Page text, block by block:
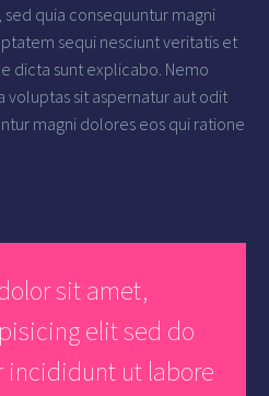
quia consequuntur magni
sequi nesciunt veritatis et
dicta sunt explicabo. Nemo
sit aspernatur aut odit
magni dolores eos qui ratione
sit amet,
elit sed do
incididunt ut labore